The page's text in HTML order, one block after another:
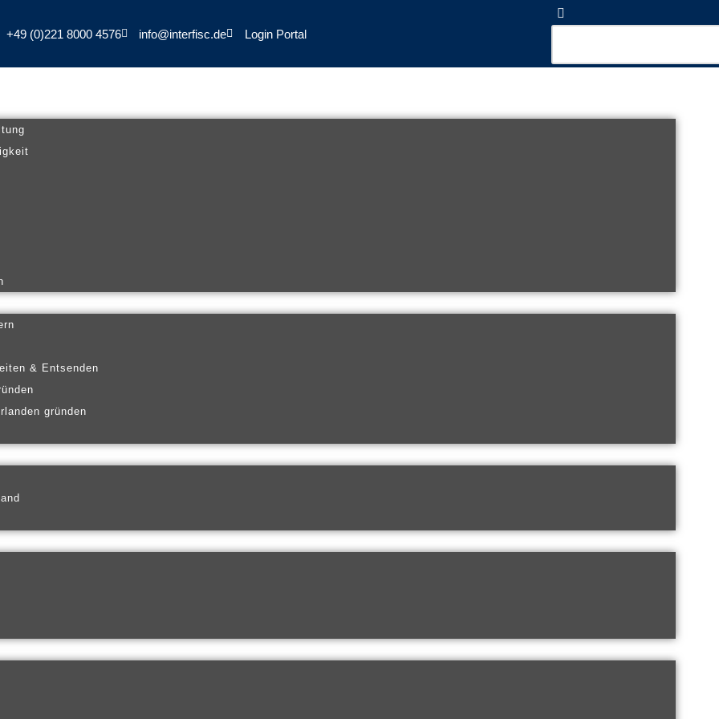
+49 (0)221 8000 4576 info@interfisc.de Login Portal
& Entsenden
gründen